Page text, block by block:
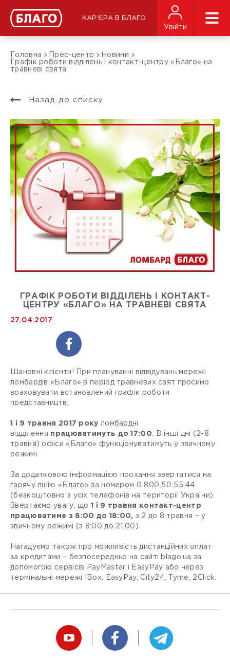
КАР'ЄРА В БЛАГО
Увійти
Головна Прес-центр
Новини
Графік роботи відділень і контакт-центру «Благо» на
травневі свята
Назад до списку
ГРАФІК РОБОТИ ВІДДІЛЕНЬ І КОНТАКТ-
ЦЕНТРУ «БЛАГО» НА ТРАВНЕВІ СВЯТА
27.04.2017
Шановні клієнти! При плануванні відвідувань мережі
ломбардів «Благо» в період травневих свят просимо
враховувати встановлений графік роботи
представництв.
1 і 9 травня 2017 року ломбардні
відділення працюватимуть до 17:00 . В інші дні (2-8
травня) офіси «Благо» функціонуватимуть у звичному
режимі.
За додатковою інформацією прохання звертатися на
гарячу лінію «Благо» за номером 0 800 50 55 44
(безкоштовно з усіх телефонів на території України).
Звертаємо увагу, що1 і 9 травня контакт-центр
працюватиме з 8:00 до 18:00, з 2 до 8 травня – у
звичному режимі (з 8:00 до 21:00).
Нагадуємо також про можливість дистанційних оплат
за кредитами – безпосередньо на сайті blago.ua за
допомогою сервісів PayMaster і EasyPay або через
термінальні мережі IBox, EasyPay, City24, Tyme, 2Click.